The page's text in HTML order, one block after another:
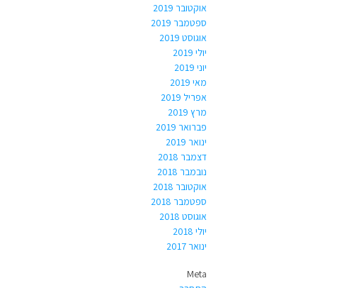
אוקטובר 2019
ספטמבר 2019
אוגוסט 2019
יולי 2019
יוני 2019
מאי 2019
אפריל 2019
מרץ 2019
פברואר 2019
ינואר 2019
דצמבר 2018
נובמבר 2018
אוקטובר 2018
ספטמבר 2018
אוגוסט 2018
יולי 2018
ינואר 2017
Meta